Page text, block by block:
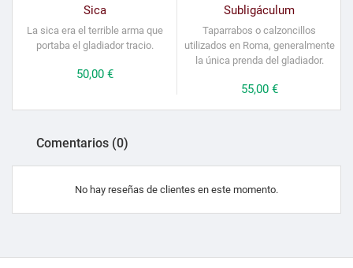
Sica
La sica era el terrible arma que
portaba el gladiador tracio.
Precio
50,00 €
Subligáculum
Taparrabos o calzoncillos
utilizados en Roma, generalmente
la única prenda del gladiador.
Precio
55,00 €
Comentarios (0)
No hay reseñas de clientes en este momento.